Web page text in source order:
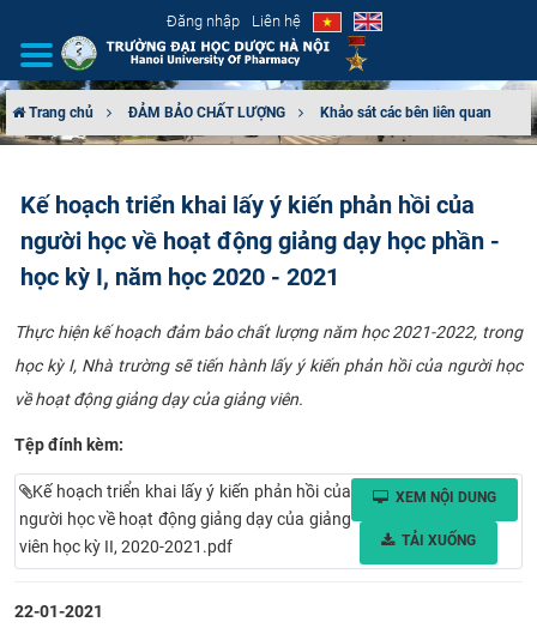
Đăng nhập Liên hệ
CƠ CẤU TỔ CHỨC
TUYỂN SINH
ĐÀO TẠO
ĐẢM BẢO CHẤT LƯỢNG
KHOA HỌC CÔNG NGHỆ
HTQT
CỰU NGƯỜI HỌC
Trang chủ ĐẢM BẢO CHẤT LƯỢNG Khảo sát các bên liên quan
Kế hoạch triển khai lấy ý kiến phản hồi của
người học về hoạt động giảng dạy học phần -
học kỳ I, năm học 2020 - 2021
Thực hiện kế hoạch đảm bảo chất lượng năm học 2021-2022, trong
học kỳ I, Nhà trường sẽ tiến hành lấy ý kiến phản hồi của người học
về hoạt động giảng dạy của giảng viên.​​
Tệp đính kèm:
Kế hoạch triển khai lấy ý kiến phản hồi của
người học về hoạt động giảng dạy của giảng
viên học kỳ II, 2020-2021.pdf
XEM NỘI DUNG
TẢI XUỐNG
22-01-2021